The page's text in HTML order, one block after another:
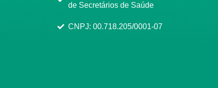
de Secretários de Saúde
CNPJ: 00.718.205/0001-07